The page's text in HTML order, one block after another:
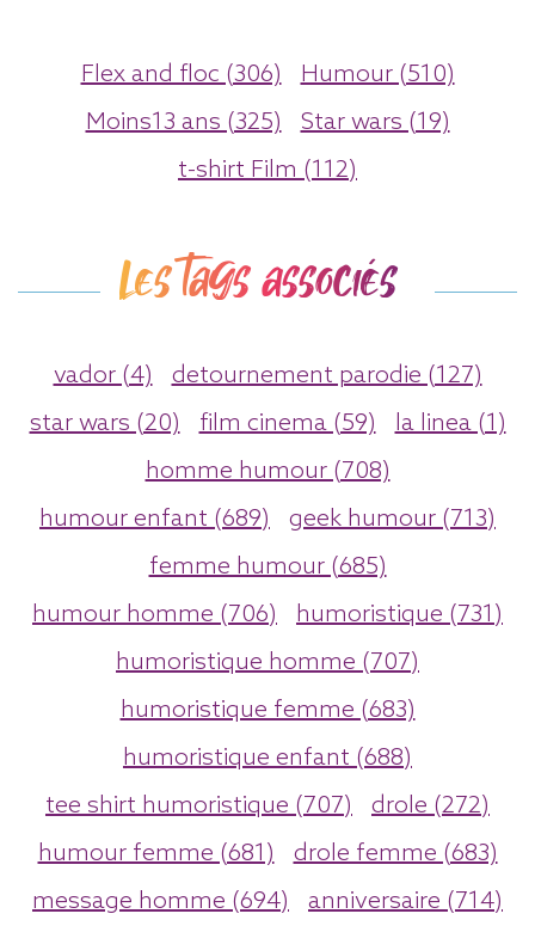
Flex and floc (306)
Humour (510)
Moins13 ans (325)
Star wars (19)
t-shirt Film (112)
Les tags associés
vador (4)
detournement parodie (127)
star wars (20)
film cinema (59)
la linea (1)
homme humour (708)
humour enfant (689)
geek humour (713)
femme humour (685)
humour homme (706)
humoristique (731)
humoristique homme (707)
humoristique femme (683)
humoristique enfant (688)
tee shirt humoristique (707)
drole (272)
humour femme (681)
drole femme (683)
message homme (694)
anniversaire (714)